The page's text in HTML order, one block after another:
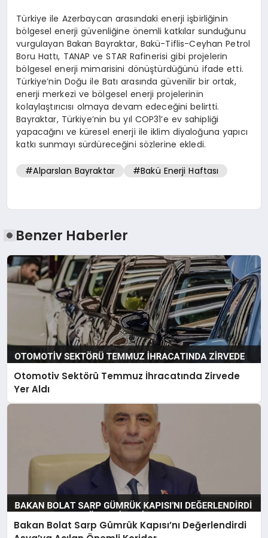
Türkiye ile Azerbaycan arasındaki enerji işbirliğinin
bölgesel enerji güvenliğine önemli katkılar sunduğunu
vurgulayan Bakan Bayraktar, Bakü-Tiflis-Ceyhan Petrol
Boru Hattı, TANAP ve STAR Rafinerisi gibi projelerin
bölgesel enerji mimarisini dönüştürdüğünü ifade etti.
Türkiye’nin Doğu ile Batı arasında güvenilir bir ortak,
enerji merkezi ve bölgesel enerji projelerinin
kolaylaştırıcısı olmaya devam edeceğini belirtti.
Bayraktar, Türkiye’nin bu yıl COP31’e ev sahipliği
yapacağını ve küresel enerji ile iklim diyaloğuna yapıcı
katkı sunmayı sürdüreceğini sözlerine ekledi.
#Alparslan Bayraktar #Bakü Enerji Haftası
Benzer Haberler
Otomotiv Sektörü Temmuz İhracatında Zirvede
Yer Aldı
Bakan Bolat Sarp Gümrük Kapısı’nı Değerlendirdi